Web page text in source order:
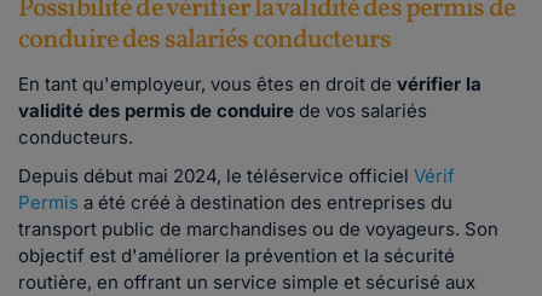
Possibilité de vérifier la validité des permis de
conduire des salariés conducteurs
En tant qu'employeur, vous êtes en droit de vérifier la
validité des permis de conduire de vos salariés
conducteurs.
Depuis début mai 2024, le téléservice officiel Vérif
Permis a été créé à destination des entreprises du
transport public de marchandises ou de voyageurs. Son
objectif est d'améliorer la prévention et la sécurité
routière, en offrant un service simple et sécurisé aux